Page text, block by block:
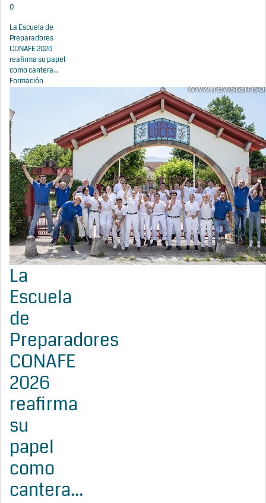
0
La Escuela de
Preparadores
CONAFE 2026
reafirma su papel
como cantera...
Formación
La
Escuela
de
Preparadores
CONAFE
2026
reafirma
su
papel
como
cantera...